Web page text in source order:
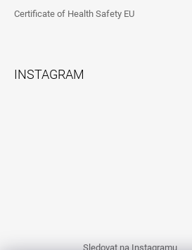
Certificate of Health Safety EU
INSTAGRAM
Sledovat na Instagramu